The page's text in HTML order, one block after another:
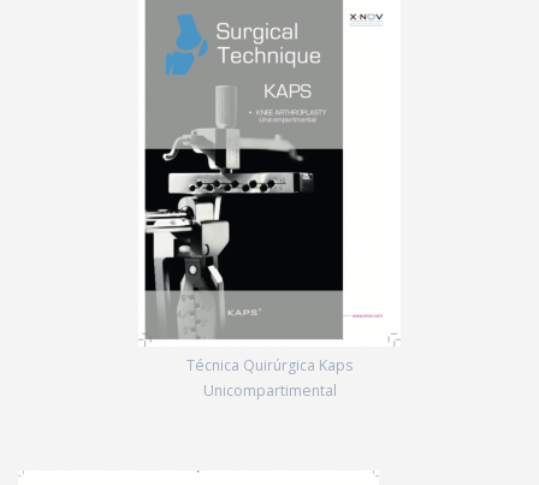
Técnica Quirúrgica Kaps
Unicompartimental